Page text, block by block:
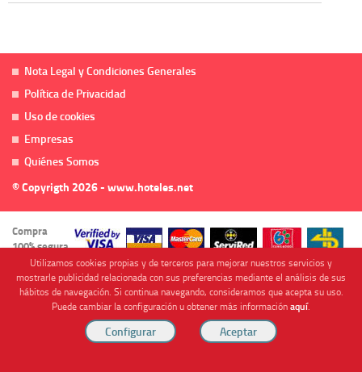
Nota Legal y Condiciones Generales
Política de Privacidad
Uso de cookies
Empresas
Quiénes Somos
© Copyrigth 2026 - www.hoteles.net
Compra
100% segura
Cofinanciado por
Utilizamos cookies propias y de terceros para mejorar nuestros servicios y
mostrarle publicidad relacionada con sus preferencias mediante el análisis de sus
hábitos de navegación. Si continua navegando, consideramos que acepta su uso.
Puede cambiar la configuración u obtener más informaciónaquí.